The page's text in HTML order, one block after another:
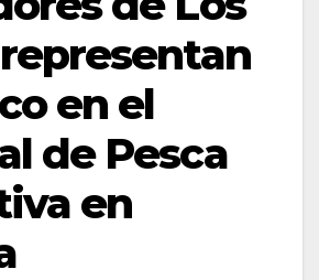
en el
de Pesca
en